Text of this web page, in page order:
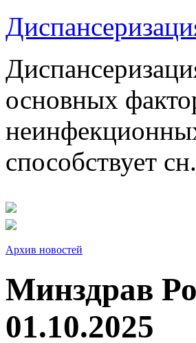
основных
способствует
Архив новостей
Минздрав
01.10.2025